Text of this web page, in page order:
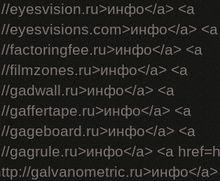
eyesvision.ru>инфо</a> <a
eyesvisions.com>инфо</a> <a
factoringfee.ru>инфо</a> <a
filmzones.ru>инфо</a> <a
gadwall.ru>инфо</a> <a
gaffertape.ru>инфо</a> <a
gageboard.ru>инфо</a> <a
gagrule.ru>инфо</a> <a
galvanometric.ru>инфо</